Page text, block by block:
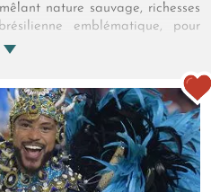
nature sauvage, richesses
emblématique, pour
du pays entre modernité et